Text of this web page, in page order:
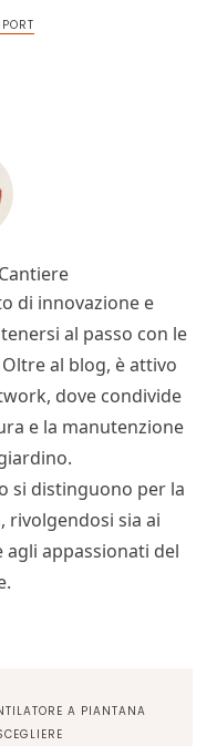
di innovazione e
al passo con le
al blog, è attivo
dove condivide
e la manutenzione
si distinguono per la
rivolgendosi sia ai
appassionati del
A PIANTANA